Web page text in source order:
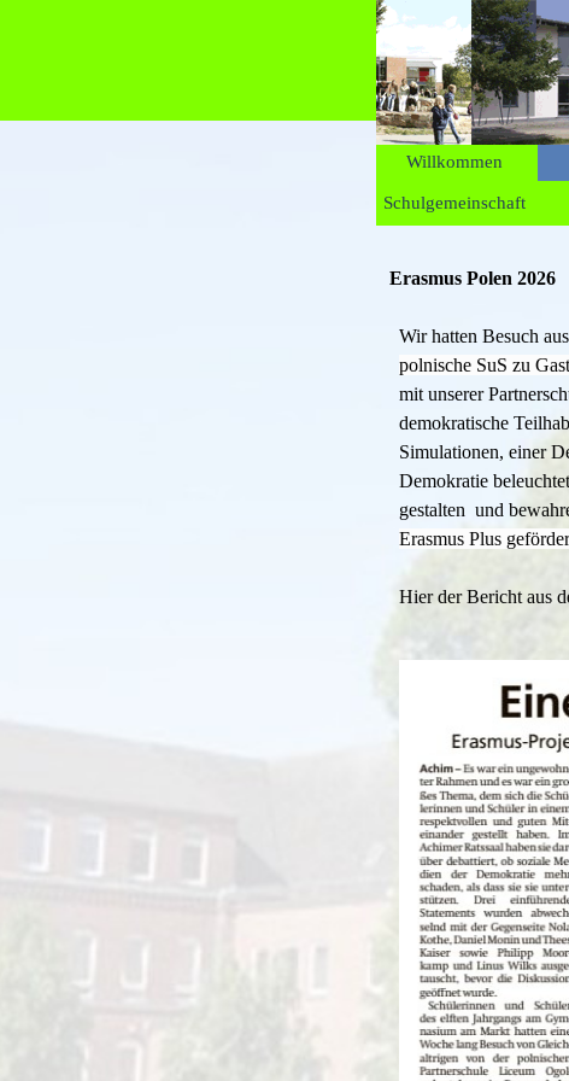
Willkommen
Schulgemeinschaft
Erasmus Polen 2026
Wir hatten Besuch
polnische SuS zu
mit unserer
demokratische
Simulationen, einer
Demokratie
gestalten und
Erasmus Plus
Hier der Bericht aus